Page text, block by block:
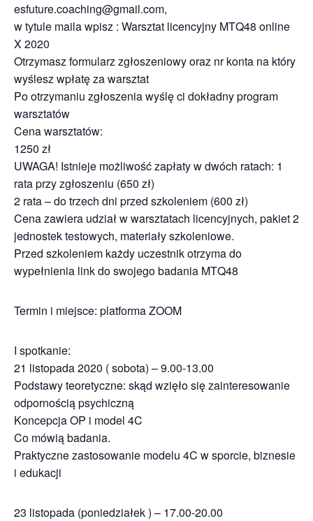
esfuture.coaching@gmail.com,
w tytule maila wpisz : Warsztat licencyjny MTQ48 online
X 2020
Otrzymasz formularz zgłoszeniowy oraz nr konta na który
wyślesz wpłatę za warsztat
Po otrzymaniu zgłoszenia wyślę ci dokładny program
warsztatów
Cena warsztatów:
1250 zł
UWAGA! Istnieje możliwość zapłaty w dwóch ratach: 1
rata przy zgłoszeniu (650 zł)
2 rata – do trzech dni przed szkoleniem (600 zł)
Cena zawiera udział w warsztatach licencyjnych, pakiet 2
jednostek testowych, materiały szkoleniowe.
Przed szkoleniem każdy uczestnik otrzyma do
wypełnienia link do swojego badania MTQ48
Termin i miejsce: platforma ZOOM
I spotkanie:
21 listopada 2020 ( sobota) – 9.00-13.00
Podstawy teoretyczne: skąd wzięło się zainteresowanie
odpornością psychiczną
Koncepcja OP i model 4C
Co mówią badania.
Praktyczne zastosowanie modelu 4C w sporcie, biznesie
i edukacji
23 listopada (poniedziałek ) – 17.00-20.00